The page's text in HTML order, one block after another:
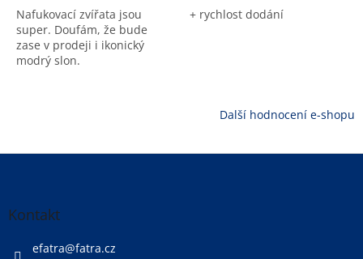
Nafukovací zvířata jsou
super. Doufám, že bude
zase v prodeji i ikonický
modrý slon.
+ rychlost dodání
Další hodnocení e-shopu
Z
Kontakt
efatra@fatra.cz